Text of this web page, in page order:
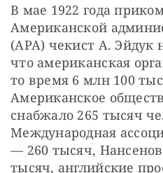
В мае 1922 года
Американской
(АРА) чекист А. Эйдук
что американская
то время 6 млн 100
Американское
снабжало 265 тысяч
Международная
— 260 тысяч,
тысяч, английские